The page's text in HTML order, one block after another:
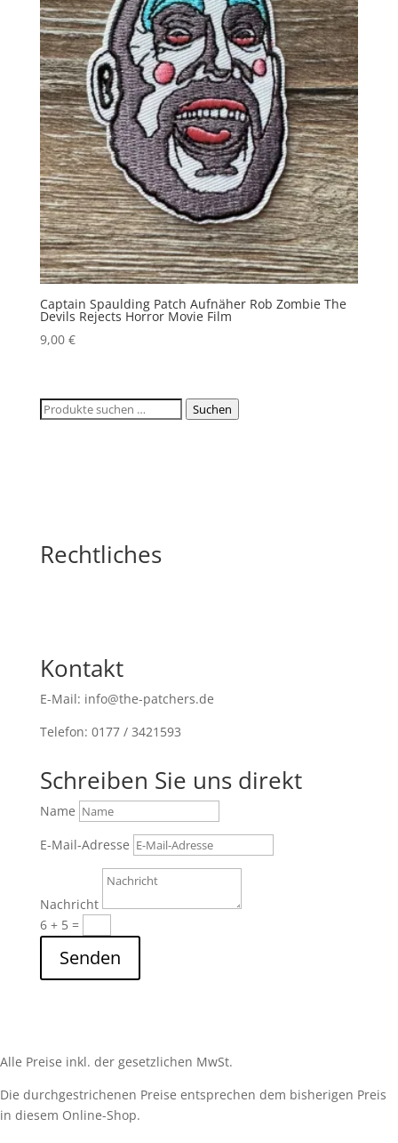
Captain Spaulding Patch Aufnäher Rob Zombie The
Devils Rejects Horror Movie Film
9,00 €
Suchen
Suchen
Rechtliches
Kontakt
E-Mail: info@the-patchers.de
Telefon: 0177 / 3421593
Schreiben Sie uns direkt
Name
E-Mail-Adresse
Nachricht
6 + 5=
Senden
Alle Preise inkl. der gesetzlichen MwSt.
Die durchgestrichenen Preise entsprechen dem bisherigen Preis
in diesem Online-Shop.